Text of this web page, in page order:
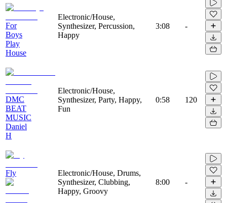
For
Boys
Play
House
Electronic/House,
Synthesizer, Percussion,
Happy
3:08 -
DMC
BEAT
MUSIC
Daniel
H
Electronic/House,
Synthesizer, Party, Happy,
Fun
0:58 120
Fly
Electronic/House, Drums,
Synthesizer, Clubbing,
Happy, Groovy
8:00 -